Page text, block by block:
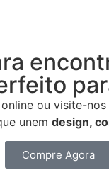
ou visite-
unem design,
Compre Agora